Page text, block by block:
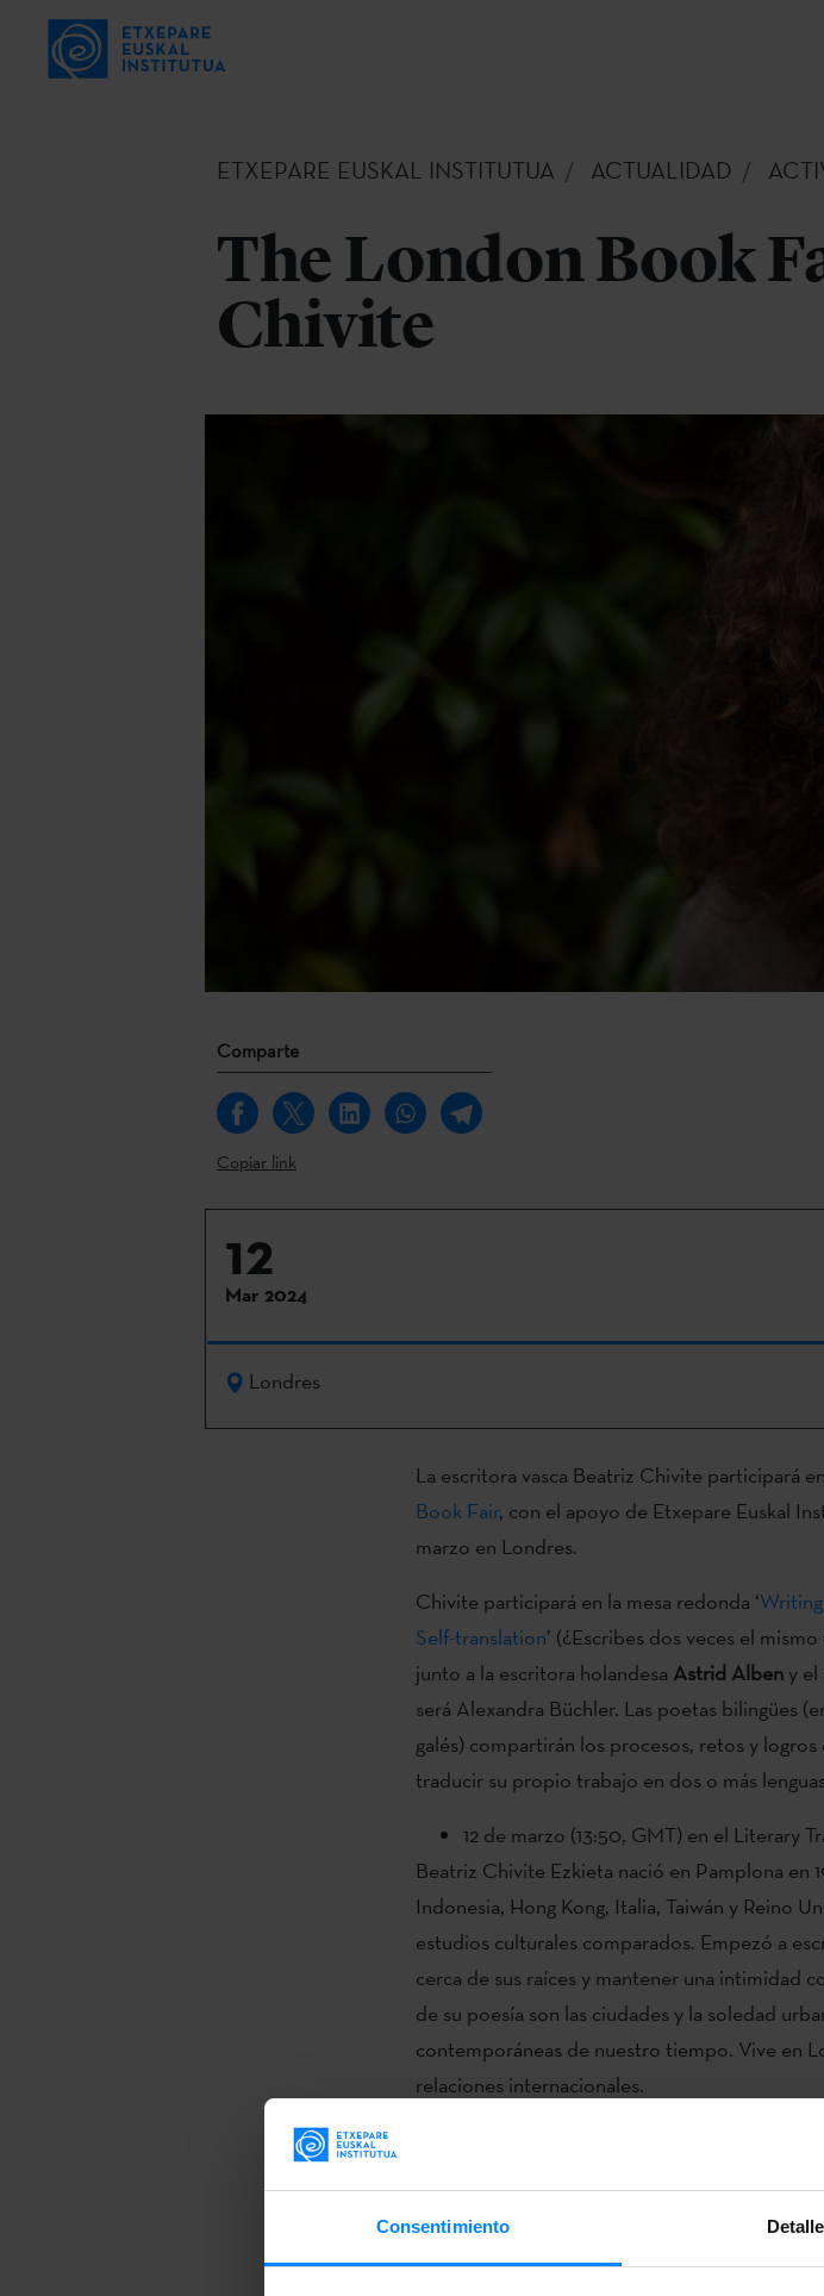
Consentimiento
ETXEPARE EUSKAL INSTITUTUA ACTUALIDAD
The London Book
Chivite
Comparte
Copiar link
12
Mar 2024
Londres
La escritora vasca Beatriz Chivite participará
Book Fair, con el apoyo de Etxepare Euskal
marzo en Londres.
Chivite participará en la mesa redonda ‘
Self-translation’ (¿Escribes dos veces el
junto a la escritora holandesa Astrid Albeny el
será Alexandra Büchler. Las poetas bilingües
galés) compartirán los procesos, retos y
traducir su propio trabajo en dos o más
12 de marzo (13:50, GMT) en el Literary
Beatriz Chivite Ezkieta nació en Pamplona en
Indonesia, Hong Kong, Italia, Taiwán y Reino
estudios culturales comparados. Empezó a
cerca de sus raíces y mantener una intimidad
de su poesía son las ciudades y la soledad
contemporáneas de nuestro tiempo. Vive en
relaciones internacionales.